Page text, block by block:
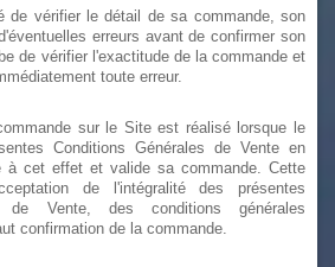
de vérifier le détail de sa commande, son
erreurs avant de confirmer son
de vérifier l'exactitude de la commande et
toute erreur.
sur le Site est réalisé lorsque le
Conditions Générales de Vente en
à cet effet et valide sa commande. Cette
de l'intégralité des présentes
de Vente, des conditions générales
confirmation de la commande.